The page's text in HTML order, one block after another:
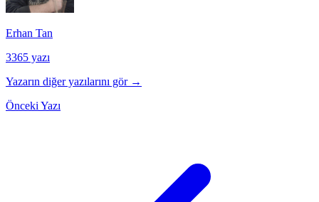
Erhan Tan
3365 yazı
Yazarın diğer yazılarını gör →
Önceki Yazı